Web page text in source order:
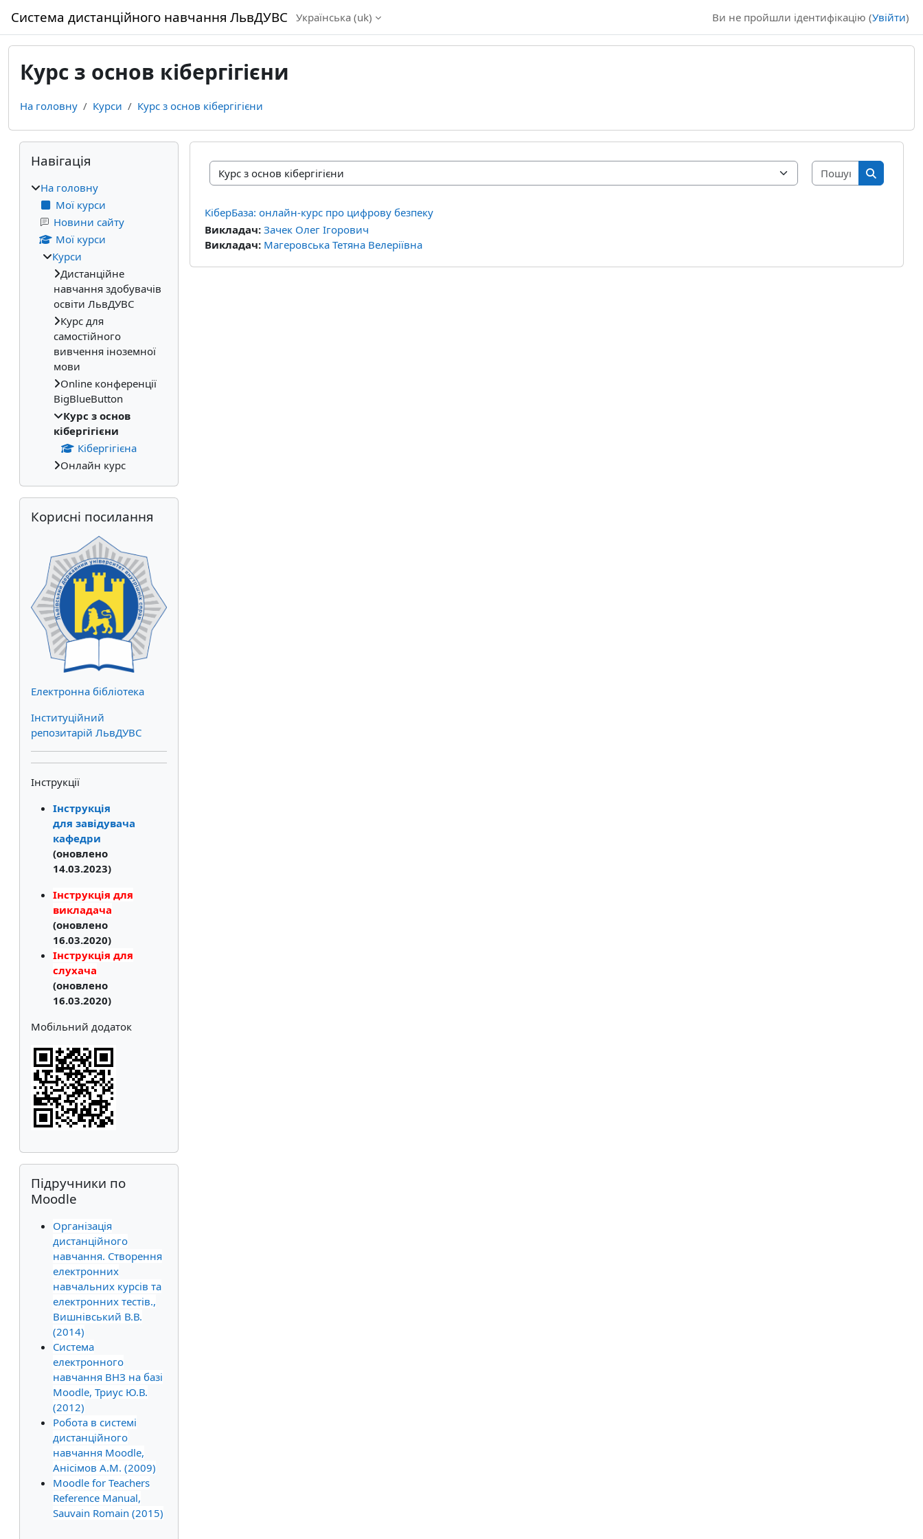
Система дистанційного навчання ЛьвДУВС Українська ‎(uk)‎ Ви не пройшли ідентифікацію (Увійти)
Курс з основ кібергігієни
На головну Курси Курс з основ кібергігієни
Категорії курсів
Пошук
Пошук
КіберБаза: онлайн-курс про цифрову безпеку
Викладач: Зачек Олег Ігорович
Викладач: Магеровська Тетяна Велеріївна
Блоки
Пропустити Навігація
Навігація
На головну
Мої курси
Новини сайту
Мої курси
Курси
Дистанційне
навчання здобувачів
освіти ЛьвДУВС
Курс для
самостійного
вивчення іноземної
мови
Online конференції
BigBlueButton
Курс з основ
кібергігієни
Кібергігієна
Онлайн курс
Пропустити Корисні посилання
Корисні посилання
Електронна бібліотека
Інституційний
репозитарій ЛьвДУВС
Інструкції
Інструкція
для завідувача
кафедри
(оновлено
14.03.2023)
Інструкція для
викладача
(оновлено
16.03.2020)
Інструкція для
слухача
(оновлено
16.03.2020)
Мобільний додаток
Пропустити Підручники по Moodle
Підручники по
Moodle
Організація
дистанційного
навчання. Створення
електронних
навчальних курсів та
електронних тестів.,
Вишнівський В.В.
(2014)
Система
електронного
навчання ВНЗ на базі
Moodle, Триус Ю.В.
(2012)
Робота в системі
дистанційного
навчання Moodle,
Анісімов А.М. (2009)
Moodle for Teachers
Reference Manual,
Sauvain Romain (2015)